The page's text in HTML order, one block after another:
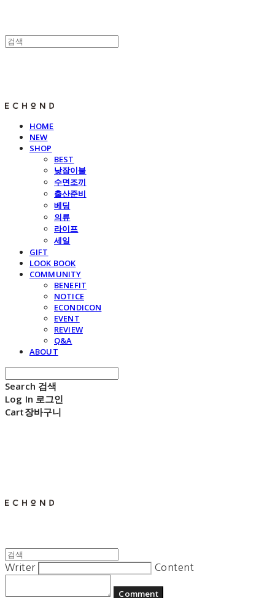
HOME
NEW
SHOP
BEST
낮잠이불
수면조끼
출산준비
베딩
의류
라이프
세일
GIFT
LOOK BOOK
COMMUNITY
BENEFIT
NOTICE
ECONDICON
EVENT
REVIEW
Q&A
ABOUT
Search 검색
Log In 로그인
Cart장바구니
Writer Content
Comment